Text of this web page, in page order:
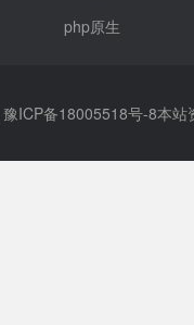
php原生
豫ICP备18005518号-8本站